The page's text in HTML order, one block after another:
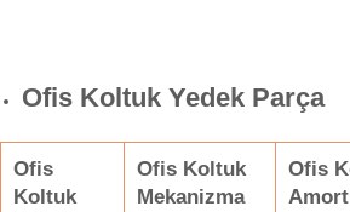
Ofis Koltuk Yedek Parça
Ofis
Koltuk
Ofis Koltuk
Mekanizma
Ofis